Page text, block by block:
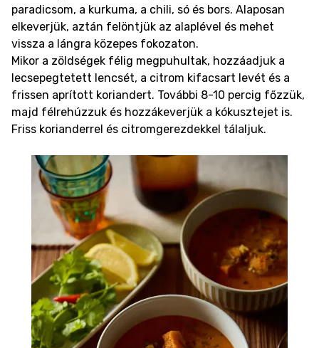
paradicsom, a kurkuma, a chili, só és bors. Alaposan
elkeverjük, aztán felöntjük az alaplével és mehet
vissza a lángra közepes fokozaton.
Mikor a zöldségek félig megpuhultak, hozzáadjuk a
lecsepegtetett lencsét, a citrom kifacsart levét és a
frissen aprított koriandert. További 8-10 percig főzzük,
majd félrehúzzuk és hozzákeverjük a kókusztejet is.
Friss korianderrel és citromgerezdekkel tálaljuk.